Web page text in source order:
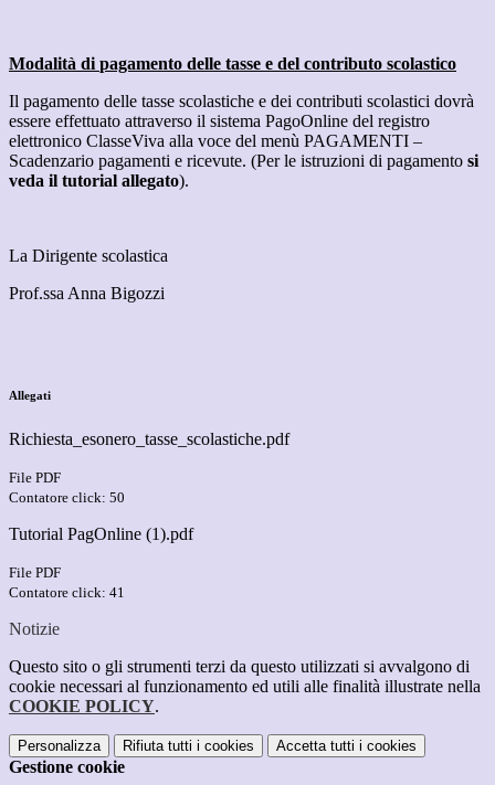
Modalità di pagamento delle tasse e del contributo scolastico
Il pagamento delle tasse scolastiche e dei contributi scolastici dovrà
essere effettuato attraverso il sistema PagoOnline del registro
elettronico ClasseViva alla voce del menù PAGAMENTI –
Scadenzario pagamenti e ricevute. (Per le istruzioni di pagamento si
veda il tutorial allegato).
La Dirigente scolastica
Prof.ssa Anna Bigozzi
Allegati
Richiesta_esonero_tasse_scolastiche.pdf
File PDF
Contatore click: 50
Tutorial PagOnline (1).pdf
File PDF
Contatore click: 41
Notizie
Questo sito o gli strumenti terzi da questo utilizzati si avvalgono di
cookie necessari al funzionamento ed utili alle finalità illustrate nella
COOKIE POLICY.
Personalizza Rifiuta tutti i cookies Accetta tutti i cookies
Gestione cookie